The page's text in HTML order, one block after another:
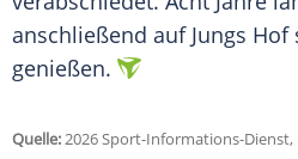
anschließend auf Jungs Hof
genießen.
Quelle:2026 Sport-Informations-Dienst,